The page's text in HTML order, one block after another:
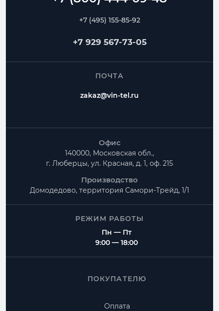
+7 (495) 155-85-92
+7 929 567-73-05
ПОЧТА
zakaz@vin-tel.ru
Офис
140000, Московская обл.,
г. Люберцы, ул. Красная, д. 1, оф. 215
Производство
Домодедово, территория Самори-Трейд, 1/1
РЕЖИМ РАБОТЫ
Пн — Пт
9:00 — 18:00
ПОКУПАТЕЛЮ
Оплата